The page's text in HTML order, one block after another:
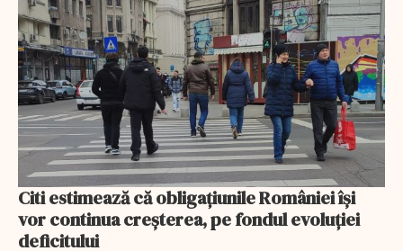
Citi estimează că obligațiunile României își
vor continua creșterea, pe fondul evoluției
deficitului